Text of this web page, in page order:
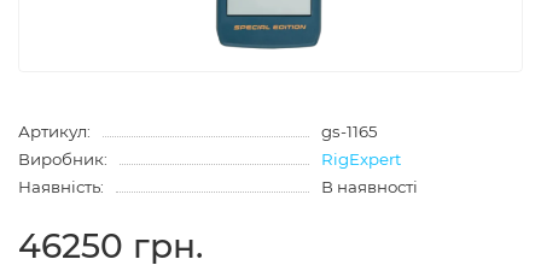
Артикул:
gs-1165
Виробник:
RigExpert
Наявність:
В наявності
46250 грн.